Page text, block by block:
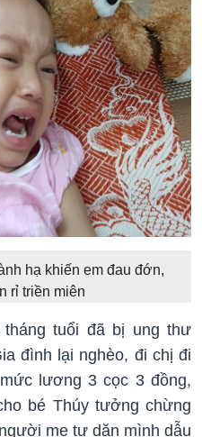
hạ khiến em đau đớn,
rỉ triền miên
tuổi đã bị ung thư
đình lại nghèo, đi chị đi
lương 3 cọc 3 đồng,
bé Thúy tưởng chừng
mẹ tự dặn mình dẫu